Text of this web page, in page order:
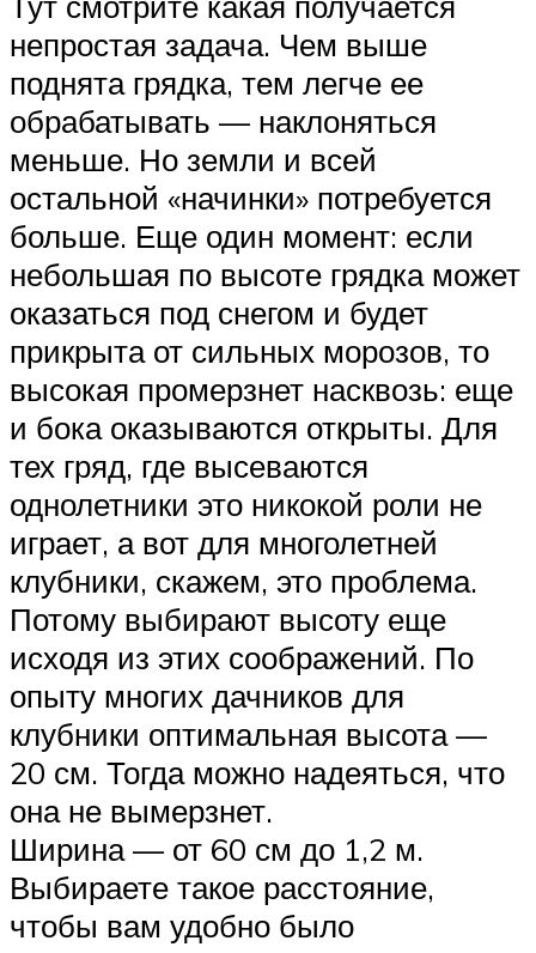
непростая задача. Чем выше
поднята грядка, тем легче ее
обрабатывать — наклоняться
меньше. Но земли и всей
остальной «начинки» потребуется
больше. Еще один момент: если
небольшая по высоте грядка может
оказаться под снегом и будет
прикрыта от сильных морозов, то
высокая промерзнет насквозь: еще
и бока оказываются открыты. Для
тех гряд, где высеваются
однолетники это никокой роли не
играет, а вот для многолетней
клубники, скажем, это проблема.
Потому выбирают высоту еще
исходя из этих соображений. По
опыту многих дачников для
клубники оптимальная высота —
20 см. Тогда можно надеяться, что
она не вымерзнет.
Ширина — от 60 см до 1,2 м.
Выбираете такое расстояние,
чтобы вам удобно было